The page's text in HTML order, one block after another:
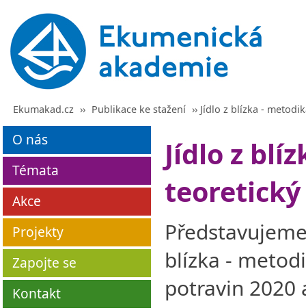
Ekumakad.cz ›› Publikace ke stažení ›› Jídlo z blízka -
O nás
Témata
Akce
Projekty
Zapojte se
Kontakt
Jídlo z
blízka -
potravin 2020